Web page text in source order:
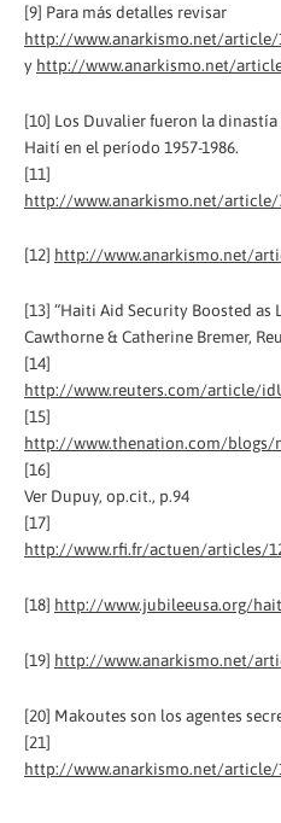
[9] Para más detalles revisar
http://www.anarkismo.net/article/
y http://www.anarkismo.net/
[10] Los Duvalier fueron la
Haití en el período 1957-1986.
[11]
http://www.anarkismo.net/article/
[12] http://www.anarkismo.net/
[13] “Haiti Aid Security Boosted as
Cawthorne & Catherine Bremer,
[14]
http://www.reuters.com/article/
[15]
http://www.thenation.com/blogs/
[16]
Ver Dupuy, op.cit., p.94
[17]
http://www.rfi.fr/actuen/articles/
[18] http://www.jubileeusa.org/
[19] http://www.anarkismo.net/
[20] Makoutes son los agentes
[21]
http://www.anarkismo.net/article/